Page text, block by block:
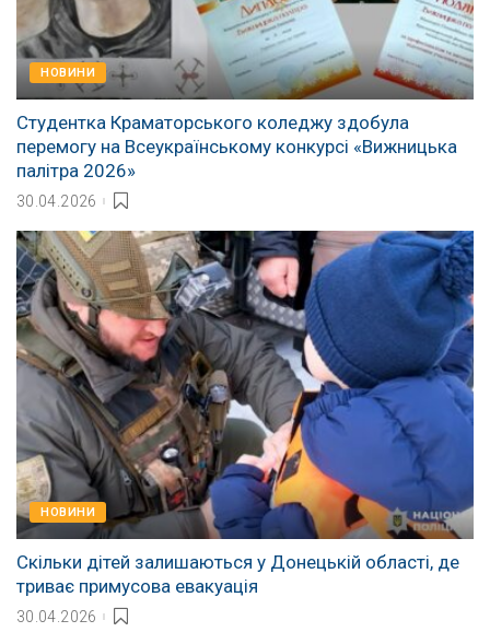
НОВИНИ
Студентка Краматорського коледжу здобула
перемогу на Всеукраїнському конкурсі «Вижницька
палітра 2026»
30.04.2026
НОВИНИ
Скільки дітей залишаються у Донецькій області, де
триває примусова евакуація
30.04.2026